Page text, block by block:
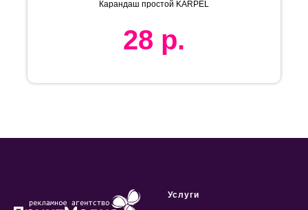
Карандаш простой KARPEL
28 р.
Услуги